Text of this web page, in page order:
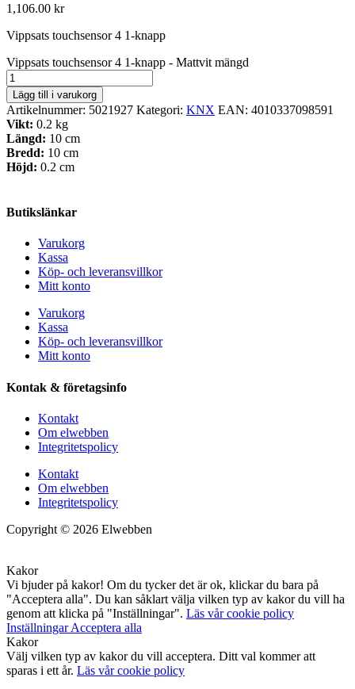
1,106.00 kr
Vippsats touchsensor 4 1-knapp
Vippsats touchsensor 4 1-knapp - Mattvit mängd
Lägg till i varukorg
Artikelnummer: 5021927 Kategori: KNX EAN: 4010337098591
Vikt: 0.2 kg
Längd: 10 cm
Bredd: 10 cm
Höjd: 0.2 cm
Butikslänkar
Varukorg
Kassa
Köp- och leveransvillkor
Mitt konto
Varukorg
Kassa
Köp- och leveransvillkor
Mitt konto
Kontak & företagsinfo
Kontakt
Om elwebben
Integritetspolicy
Kontakt
Om elwebben
Integritetspolicy
Copyright © 2026 Elwebben
Kakor
Vi bjuder på kakor! Om du tycker det är ok, klickar du bara på
"Acceptera alla". Du kan såklart välja vilken typ av kakor du vill ha
genom att klicka på "Inställningar". Läs vår cookie policy
InställningarAcceptera alla
Kakor
Välj vilken typ av kakor du vill acceptera. Ditt val kommer att
sparas i ett år. Läs vår cookie policy